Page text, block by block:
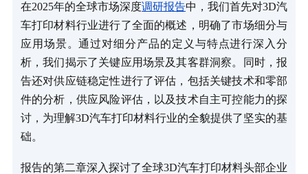
在2025年的全球市场深度调研报告中，我们首先对3D汽
车打印材料行业进行了全面的概述，明确了市场细分与
应用场景。通过对细分产品的定义与特点进行深入分
析，我们揭示了关键应用场景及其客群洞察。同时，报
告还对供应链稳定性进行了评估，包括关键技术和零部
件的分析，供应风险评估，以及技术自主可控能力的探
讨，为理解3D汽车打印材料行业的全貌提供了坚实的基
础。
报告的第二章深入探讨了全球3D汽车打印材料头部企业